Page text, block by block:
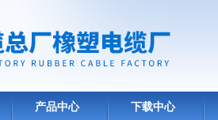
产品中心 下载中心